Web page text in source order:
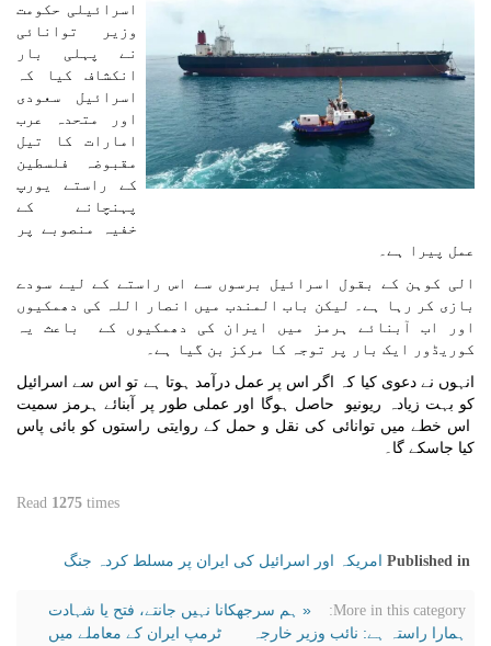
اسرائیلی حکومت
وزیر توانائی
نے پہلی بار
انکشاف کیا کہ
اسرائیل سعودی
اور متحدہ عرب
امارات کا تیل
مقبوضہ فلسطین
کے راستے یورپ
پہنچانے کے
خفیہ منصوبے پر
عمل پیرا ہے۔
الی کوہن کے بقول اسرائیل برسوں سے اس راستے کے لیے سودے
بازی کر رہا ہے۔ لیکن باب المندب میں انصار اللہ کی دھمکیوں
اور اب آبنائے ہرمز میں ایران کی دھمکیوں کے باعث یہ
کوریڈور ایک بار پر توجہ کا مرکز بن گيا ہے۔
انہوں نے دعوی کیا کہ اگر اس پر عمل درآمد ہوتا ہے تو اس سے اسرائیل
کو بہت زیادہ ریونیو حاصل ہوگا اور عملی طور پر آبنائے ہرمز سمیت
اس خطے میں توانائی کی نقل و حمل کے روایتی راستوں کو بائی پاس
کیا جاسکے گا۔
Read 1275 times
Published in امریکہ اور اسرائیل کی ایران پر مسلط کردہ جنگ
More in this category:
« ہم سرجھکانا نہیں جانتے، فتح یا شہادت
ہمارا راستہ ہے: نائب وزیر خارجہ
ٹرمپ ایران کے معاملے میں